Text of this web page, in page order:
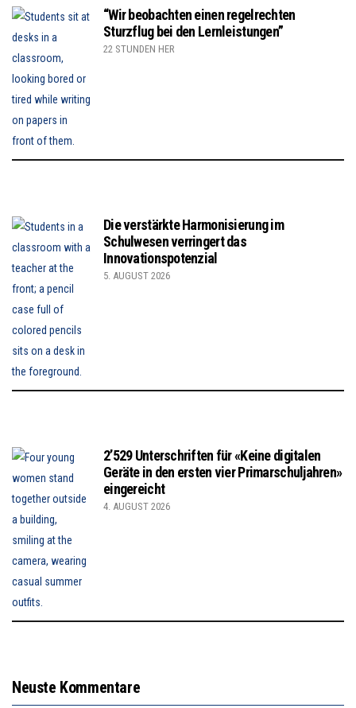
“Wir beobachten einen regelrechten
Sturzflug bei den Lernleistungen”
22 STUNDEN HER
Die verstärkte Harmonisierung im
Schulwesen verringert das
Innovationspotenzial
5. AUGUST 2026
2’529 Unterschriften für «Keine digitalen
Geräte in den ersten vier Primarschuljahren»
eingereicht
4. AUGUST 2026
Neuste Kommentare